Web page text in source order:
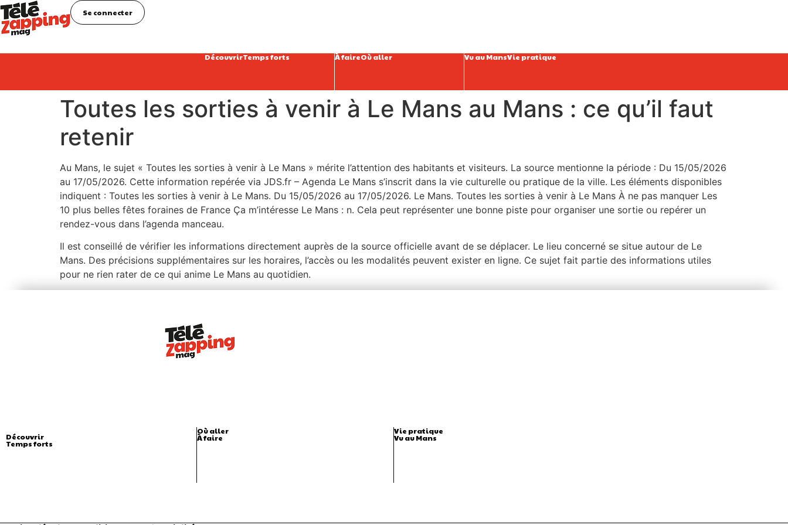
Se connecter
DécouvrirTemps forts À faireOù aller Vu au MansVie pratique
Toutes les sorties à venir à Le Mans au Mans : ce qu’il faut
retenir
Au Mans, le sujet « Toutes les sorties à venir à Le Mans » mérite l’attention des habitants et visiteurs. La source mentionne la période : Du 15/05/2026
au 17/05/2026. Cette information repérée via JDS.fr – Agenda Le Mans s’inscrit dans la vie culturelle ou pratique de la ville. Les éléments disponibles
indiquent : Toutes les sorties à venir à Le Mans. Du 15/05/2026 au 17/05/2026. Le Mans. Toutes les sorties à venir à Le Mans À ne pas manquer Les
10 plus belles fêtes foraines de France Ça m’intéresse Le Mans : n. Cela peut représenter une bonne piste pour organiser une sortie ou repérer un
rendez-vous dans l’agenda manceau.
Il est conseillé de vérifier les informations directement auprès de la source officielle avant de se déplacer. Le lieu concerné se situe autour de Le
Mans. Des précisions supplémentaires sur les horaires, l’accès ou les modalités peuvent exister en ligne. Ce sujet fait partie des informations utiles
pour ne rien rater de ce qui anime Le Mans au quotidien.
Découvrir
Temps forts
Où aller
À faire
Vie pratique
Vu au Mans